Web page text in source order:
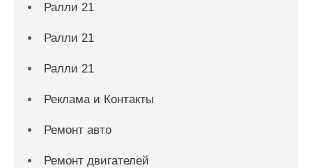
Ралли 21
Ралли 21
Ралли 21
Реклама и Контакты
Ремонт авто
Ремонт двигателей